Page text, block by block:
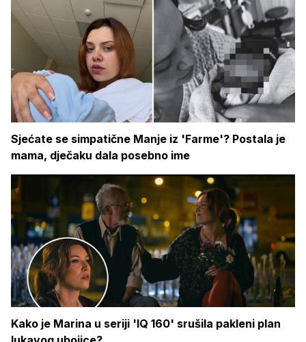
Sjećate se simpatične Manje iz 'Farme'? Postala je
mama, dječaku dala posebno ime
Kako je Marina u seriji 'IQ 160' srušila pakleni plan